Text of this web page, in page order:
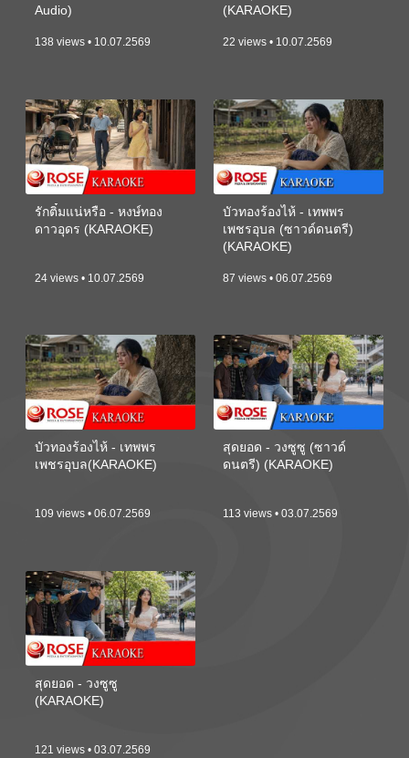
Audio)
138 views • 10.07.2569
(KARAOKE)
22 views • 10.07.2569
รักติ๋มแน่หรือ - หงษ์ทอง
ดาวอุดร (KARAOKE)
24 views • 10.07.2569
บัวทองร้องไห้ - เทพพร
เพชรอุบล (ซาวด์ดนตรี)
(KARAOKE)
87 views • 06.07.2569
บัวทองร้องไห้ - เทพพร
เพชรอุบล(KARAOKE)
109 views • 06.07.2569
สุดยอด - วงซูซู (ซาวด์
ดนตรี) (KARAOKE)
113 views • 03.07.2569
สุดยอด - วงซูซู
(KARAOKE)
121 views • 03.07.2569